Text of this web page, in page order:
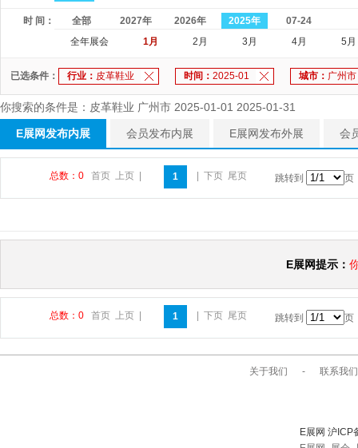
时 间： 全部 2027年 2026年 2025年
07-24
全年展会
1月 2月 3月 4月 5月
已选条件： 行业： 皮革鞋业 时间： 2025-01 城市： 广州市
你搜索的条件是：皮革鞋业 广州市 2025-01-01 2025-01-31
E展网发布内展 会员发布内展 E展网发布外展 会
总数：0 首页 上页 1 下页 尾页 跳转到 页
E展网提示：
总数：0 首页 上页 1 下页 尾页 跳转到 页
关于我们 - 联系我们
E展网 沪